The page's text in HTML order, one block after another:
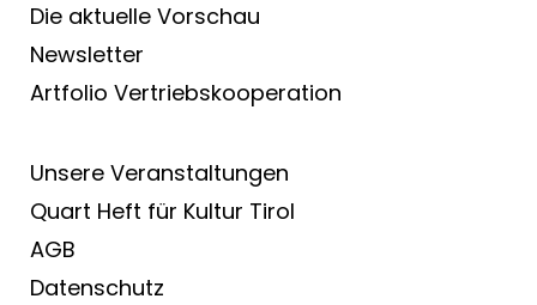
Die aktuelle Vorschau
Newsletter
Artfolio Vertriebs­kooperation
Unsere Veranstaltungen
Quart Heft für Kultur Tirol
AGB
Datenschutz